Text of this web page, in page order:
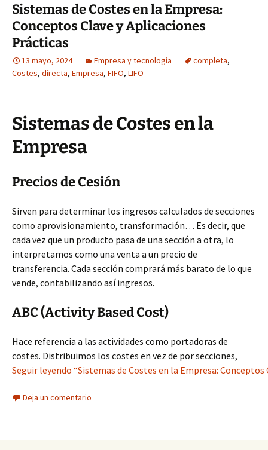
Sistemas de Costes en la Empresa:
Conceptos Clave y Aplicaciones
Prácticas
13 mayo, 2024 Empresa y tecnología completa,
Costes, directa, Empresa, FIFO, LIFO
Sistemas de Costes en la
Empresa
Precios de Cesión
Sirven para determinar los ingresos calculados de secciones
como aprovisionamiento, transformación… Es decir, que
cada vez que un producto pasa de una sección a otra, lo
interpretamos como una venta a un precio de
transferencia. Cada sección comprará más barato de lo que
vende, contabilizando así ingresos.
ABC (Activity Based Cost)
Hace referencia a las actividades como portadoras de
costes. Distribuimos los costes en vez de por secciones,
Seguir leyendo “Sistemas de Costes en la Empresa:
Deja un comentario